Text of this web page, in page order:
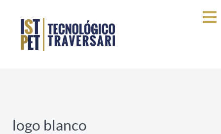
logo blanco